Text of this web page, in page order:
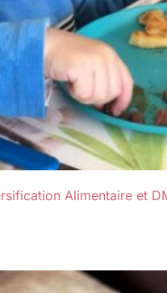
Alimentaire et